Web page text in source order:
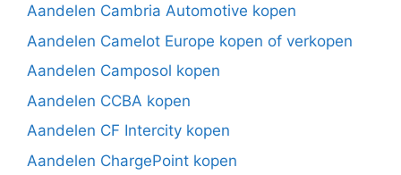
Aandelen Cambria Automotive kopen
Aandelen Camelot Europe kopen of verkopen
Aandelen Camposol kopen
Aandelen CCBA kopen
Aandelen CF Intercity kopen
Aandelen ChargePoint kopen